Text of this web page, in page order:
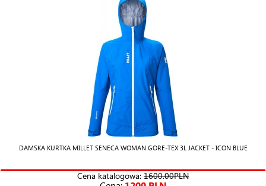
DAMSKA KURTKA MILLET SENECA WOMAN GORE-TEX 3L JACKET - ICON BLUE
Cena katalogowa: 1600.00PLN